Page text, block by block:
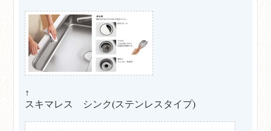
↑
スキマレス シンク(ステンレスタイプ)